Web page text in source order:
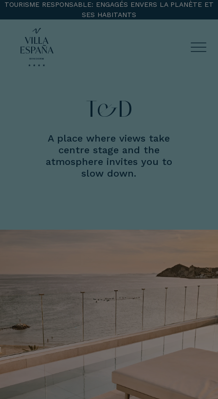
TOURISME RESPONSABLE: ENGAGÉS ENVERS LA PLANÈTE ET
SES HABITANTS
T&D
A place where views take
centre stage and the
atmosphere invites you to
slow down.
ENTRADA